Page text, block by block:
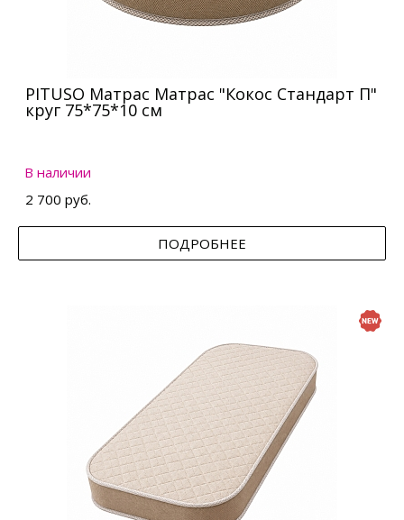
PITUSO Матрас Матрас "Кокос Стандарт П"
круг 75*75*10 см
В наличии
2 700 руб.
ПОДРОБНЕЕ